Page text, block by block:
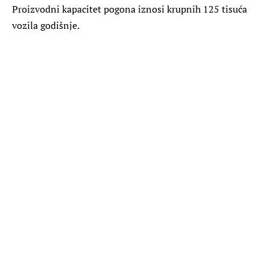
Proizvodni kapacitet pogona iznosi krupnih 125 tisuća
vozila godišnje.